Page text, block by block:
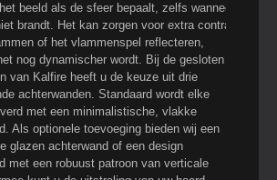
beeld als de sfeer bepaalt, zelfs wanneer
brandt. Het kan zorgen voor extra contrast
of het vlammenspel reflecteren,
nog dynamischer wordt. Bij de gesloten
van Kalfire heeft u de keuze uit drie
achterwanden. Standaard wordt elke
met een minimalistische, vlakke
Als optionele toevoeging bieden wij een
glazen achterwand of een design
met een robuust patroon van verticale